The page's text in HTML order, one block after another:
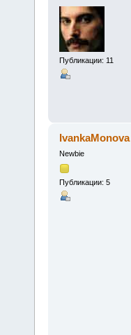
Публикации: 11
IvankaMonova
Newbie
Публикации: 5